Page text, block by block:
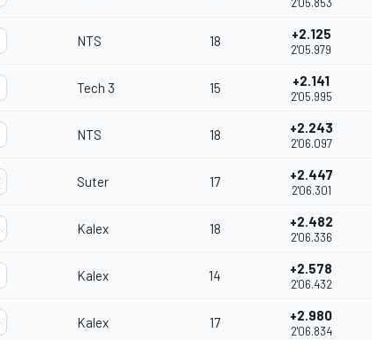
NTS 18 +2.125
2'05.979
Tech 3 15 +2.141
2'05.995
NTS 18 +2.243
2'06.097
Suter 17 +2.447
2'06.301
Kalex 18 +2.482
2'06.336
Kalex 14 +2.578
2'06.432
Kalex 17 +2.980
2'06.834